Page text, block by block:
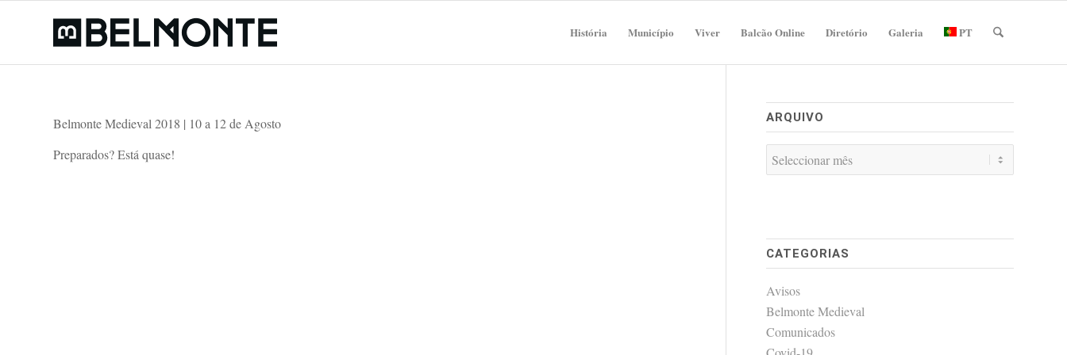
História Município Viver Balcão Online Diretório Galeria PT
Belmonte Medieval 2018 | 10 a 12 de Agosto
Preparados? Está quase!
ARQUIVO
CATEGORIAS
Avisos
Belmonte Medieval
Comunicados